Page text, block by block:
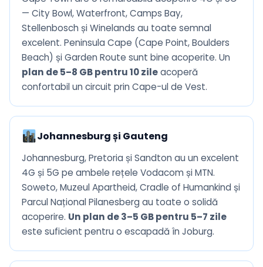
— City Bowl, Waterfront, Camps Bay,
Stellenbosch și Winelands au toate semnal
excelent. Peninsula Cape (Cape Point, Boulders
Beach) și Garden Route sunt bine acoperite. Un
plan de 5–8 GB pentru 10 zileacoperă
confortabil un circuit prin Cape-ul de Vest.
Johannesburg și Gauteng
Johannesburg, Pretoria și Sandton au un excelent
4G și 5G pe ambele rețele Vodacom și MTN.
Soweto, Muzeul Apartheid, Cradle of Humankind și
Parcul Național Pilanesberg au toate o solidă
acoperire. Un plan de 3–5 GB pentru 5–7 zile
este suficient pentru o escapadă în Joburg.